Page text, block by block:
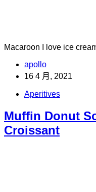
Macaroon I love ice
apollo
16 4 月, 2021
Aperitives
Muffin Donut
Croissant